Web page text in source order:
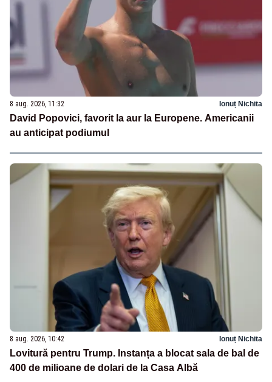
8 aug. 2026, 11:32 Ionuț Nichita
David Popovici, favorit la aur la Europene. Americanii
au anticipat podiumul
8 aug. 2026, 10:42 Ionuț Nichita
Lovitură pentru Trump. Instanța a blocat sala de bal de
400 de milioane de dolari de la Casa Albă